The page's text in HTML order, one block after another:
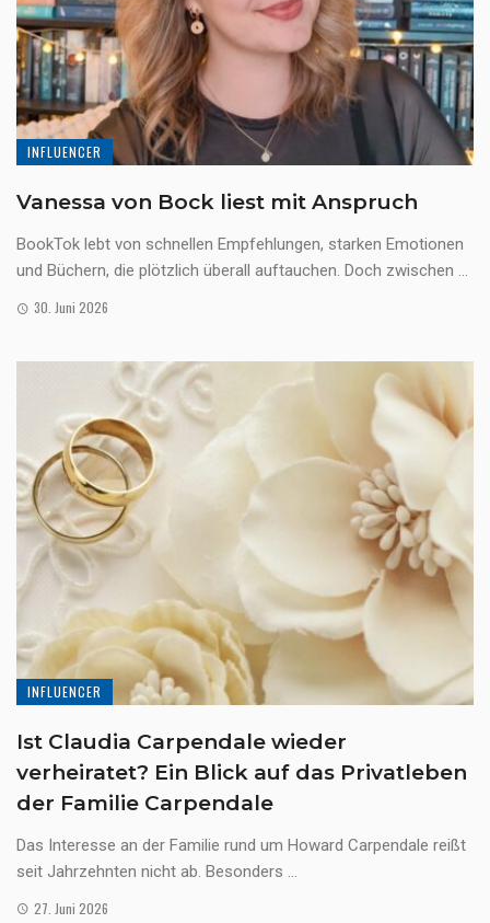
INFLUENCER
Vanessa von Bock liest mit Anspruch
BookTok lebt von schnellen Empfehlungen, starken Emotionen
und Büchern, die plötzlich überall auftauchen. Doch zwischen ...
30. Juni 2026
INFLUENCER
Ist Claudia Carpendale wieder
verheiratet? Ein Blick auf das Privatleben
der Familie Carpendale
Das Interesse an der Familie rund um Howard Carpendale reißt
seit Jahrzehnten nicht ab. Besonders ...
27. Juni 2026